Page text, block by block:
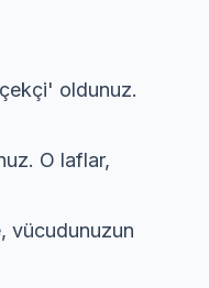
oldunuz.
O laflar,
vücudunuzun